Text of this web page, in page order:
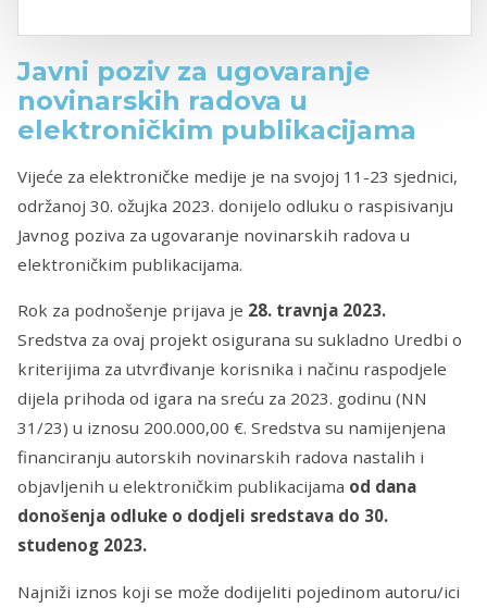
Javni poziv za ugovaranje
novinarskih radova u
elektroničkim publikacijama
Vijeće za elektroničke medije je na svojoj 11-23 sjednici,
održanoj 30. ožujka 2023. donijelo odluku o raspisivanju
Javnog poziva za ugovaranje novinarskih radova u
elektroničkim publikacijama.
Rok za podnošenje prijava je 28. travnja 2023.
Sredstva za ovaj projekt osigurana su sukladno Uredbi o
kriterijima za utvrđivanje korisnika i načinu raspodjele
dijela prihoda od igara na sreću za 2023. godinu (NN
31/23) u iznosu 200.000,00 €. Sredstva su namijenjena
financiranju autorskih novinarskih radova nastalih i
objavljenih u elektroničkim publikacijama od dana
donošenja odluke o dodjeli sredstava do 30.
studenog 2023.
Najniži iznos koji se može dodijeliti pojedinom autoru/ici